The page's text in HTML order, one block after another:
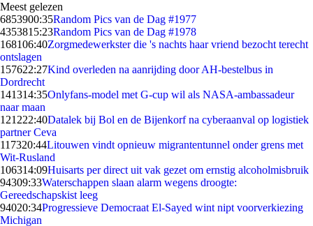
Meest gelezen
6853900:35Random Pics van de Dag #1977
4353815:23Random Pics van de Dag #1978
168106:40Zorgmedewerkster die 's nachts haar vriend bezocht terecht
ontslagen
157622:27Kind overleden na aanrijding door AH-bestelbus in
Dordrecht
141314:35Onlyfans-model met G-cup wil als NASA-ambassadeur
naar maan
121222:40Datalek bij Bol en de Bijenkorf na cyberaanval op logistiek
partner Ceva
117320:44Litouwen vindt opnieuw migrantentunnel onder grens met
Wit-Rusland
106314:09Huisarts per direct uit vak gezet om ernstig alcoholmisbruik
94309:33Waterschappen slaan alarm wegens droogte:
Gereedschapskist leeg
94020:34Progressieve Democraat El-Sayed wint nipt voorverkiezing
Michigan